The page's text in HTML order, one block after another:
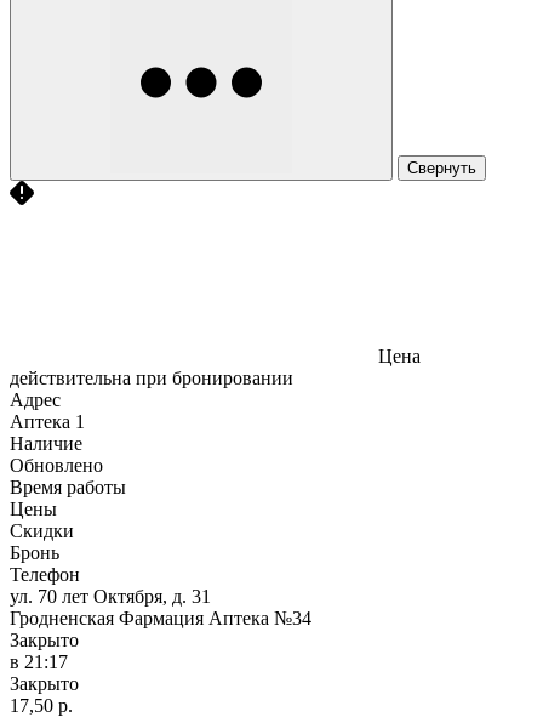
Свернуть
Цена
действительна при бронировании
Адрес
Аптека 1
Наличие
Обновлено
Время работы
Цены
Скидки
Бронь
Телефон
ул. 70 лет Октября, д. 31
Гродненская Фармация Аптека №34
Закрыто
в 21:17
Закрыто
17,50 р.